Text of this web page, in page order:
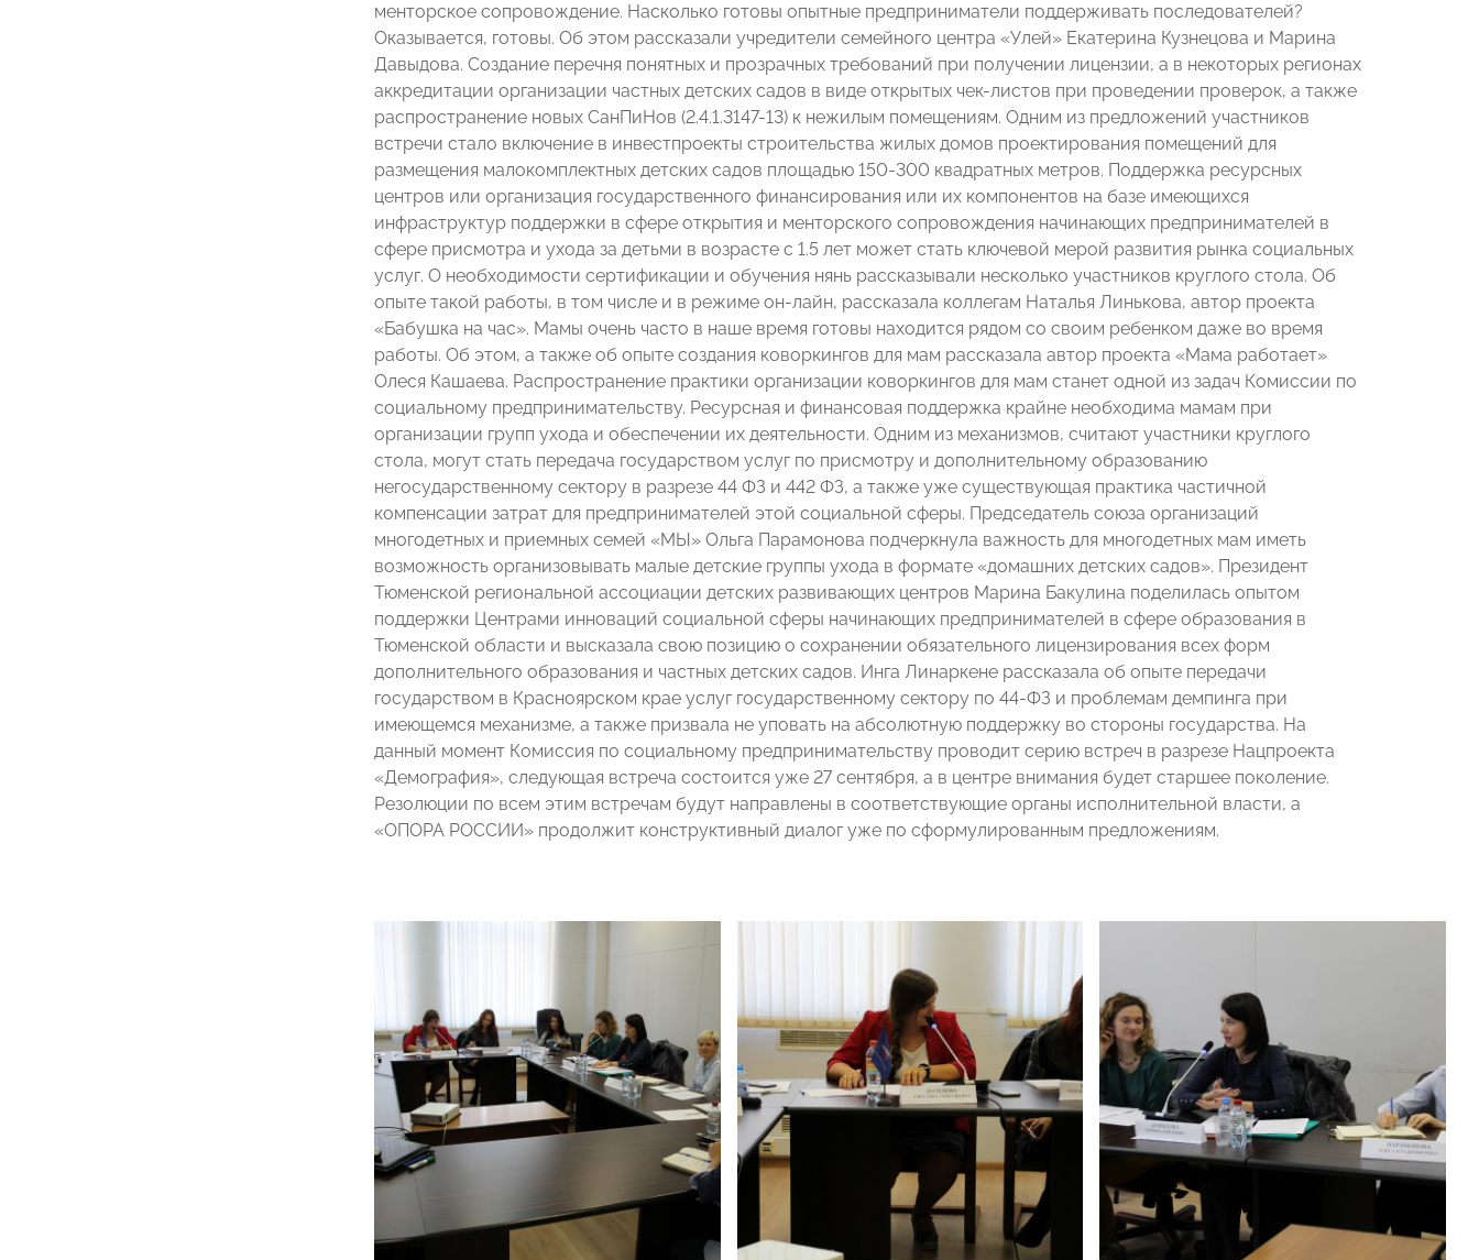
менторское сопровождение. Насколько готовы опытные предприниматели поддерживать последователей?
Оказывается, готовы. Об этом рассказали учредители семейного центра «Улей» Екатерина Кузнецова и Марина
Давыдова. Создание перечня понятных и прозрачных требований при получении лицензии, а в некоторых регионах
аккредитации организации частных детских садов в виде открытых чек-листов при проведении проверок, а также
распространение новых СанПиНов (2.4.1.3147-13) к нежилым помещениям. Одним из предложений участников
встречи стало включение в инвестпроекты строительства жилых домов проектирования помещений для
размещения малокомплектных детских садов площадью 150-300 квадратных метров. Поддержка ресурсных
центров или организация государственного финансирования или их компонентов на базе имеющихся
инфраструктур поддержки в сфере открытия и менторского сопровождения начинающих предпринимателей в
сфере присмотра и ухода за детьми в возрасте с 1.5 лет может стать ключевой мерой развития рынка социальных
услуг. О необходимости сертификации и обучения нянь рассказывали несколько участников круглого стола. Об
опыте такой работы, в том числе и в режиме он-лайн, рассказала коллегам Наталья Линькова, автор проекта
«Бабушка на час». Мамы очень часто в наше время готовы находится рядом со своим ребенком даже во время
работы. Об этом, а также об опыте создания коворкингов для мам рассказала автор проекта «Мама работает»
Олеся Кашаева. Распространение практики организации коворкингов для мам станет одной из задач Комиссии по
социальному предпринимательству. Ресурсная и финансовая поддержка крайне необходима мамам при
организации групп ухода и обеспечении их деятельности. Одним из механизмов, считают участники круглого
стола, могут стать передача государством услуг по присмотру и дополнительному образованию
негосударственному сектору в разрезе 44 ФЗ и 442 ФЗ, а также уже существующая практика частичной
компенсации затрат для предпринимателей этой социальной сферы. Председатель союза организаций
многодетных и приемных семей «МЫ» Ольга Парамонова подчеркнула важность для многодетных мам иметь
возможность организовывать малые детские группы ухода в формате «домашних детских садов». Президент
Тюменской региональной ассоциации детских развивающих центров Марина Бакулина поделилась опытом
поддержки Центрами инноваций социальной сферы начинающих предпринимателей в сфере образования в
Тюменской области и высказала свою позицию о сохранении обязательного лицензирования всех форм
дополнительного образования и частных детских садов. Инга Линаркене рассказала об опыте передачи
государством в Красноярском крае услуг государственному сектору по 44-ФЗ и проблемам демпинга при
имеющемся механизме, а также призвала не уповать на абсолютную поддержку во стороны государства. На
данный момент Комиссия по социальному предпринимательству проводит серию встреч в разрезе Нацпроекта
«Демография», следующая встреча состоится уже 27 сентября, а в центре внимания будет старшее поколение.
Резолюции по всем этим встречам будут направлены в соответствующие органы исполнительной власти, а
«ОПОРА РОССИИ» продолжит конструктивный диалог уже по сформулированным предложениям.